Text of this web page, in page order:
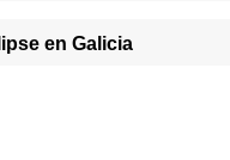
en Galicia